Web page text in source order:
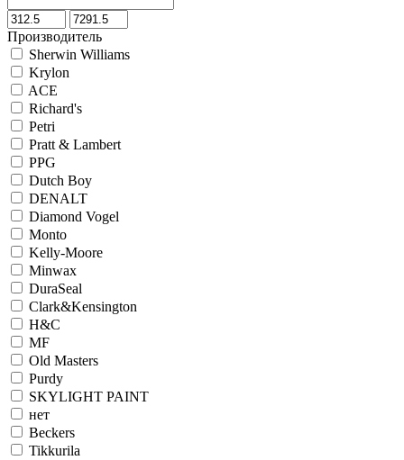
Производитель
Sherwin Williams
Krylon
ACE
Richard's
Petri
Pratt & Lambert
PPG
Dutch Boy
DENALT
Diamond Vogel
Monto
Kelly-Moore
Minwax
DuraSeal
Clark&Kensington
H&C
MF
Old Masters
Purdy
SKYLIGHT PAINT
нет
Beckers
Tikkurila